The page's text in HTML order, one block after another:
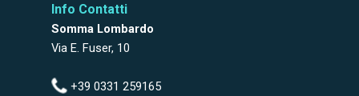
Info Contatti
Somma Lombardo
Via E. Fuser, 10
+39 0331 259165